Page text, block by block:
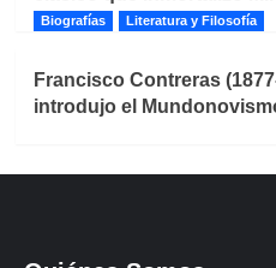
Biografías Literatura y Filosofía
Francisco Contreras
introdujo el